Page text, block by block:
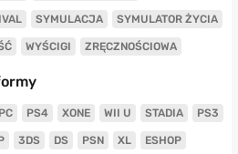
SYMULACJA SYMULATOR ŻYCIA
WYŚCIGI ZRĘCZNOŚCIOWA
PC PS4 XONE WII U STADIA PS3
3DS DS PSN XL ESHOP